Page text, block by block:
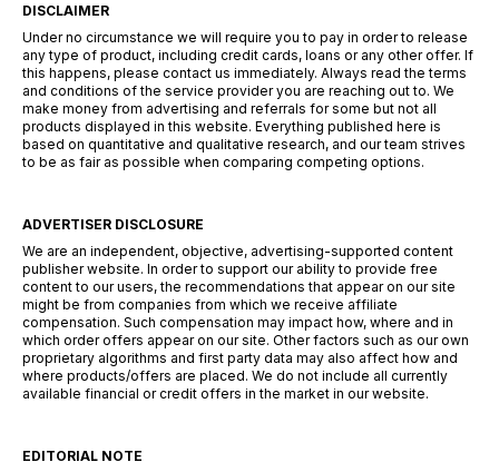
DISCLAIMER
Under no circumstance we will require you to pay in order to release
any type of product, including credit cards, loans or any other offer. If
this happens, please contact us immediately. Always read the terms
and conditions of the service provider you are reaching out to. We
make money from advertising and referrals for some but not all
products displayed in this website. Everything published here is
based on quantitative and qualitative research, and our team strives
to be as fair as possible when comparing competing options.
ADVERTISER DISCLOSURE
We are an independent, objective, advertising-supported content
publisher website. In order to support our ability to provide free
content to our users, the recommendations that appear on our site
might be from companies from which we receive affiliate
compensation. Such compensation may impact how, where and in
which order offers appear on our site. Other factors such as our own
proprietary algorithms and first party data may also affect how and
where products/offers are placed. We do not include all currently
available financial or credit offers in the market in our website.
EDITORIAL NOTE